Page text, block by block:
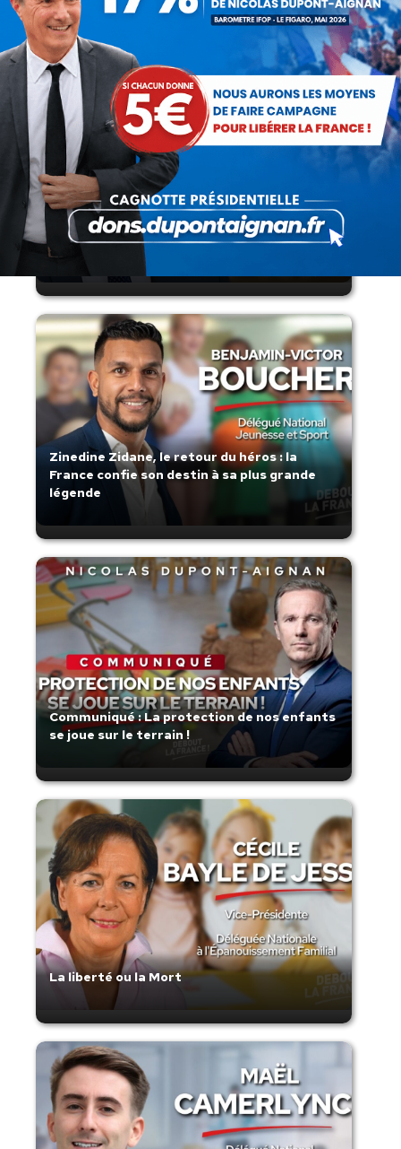
armes par les forces de l’ordre
Lorsque tout flambe et que l’État
s’affaisse.
Zinedine Zidane, le retour du héros : la
France confie son destin à sa plus grande
légende
Communiqué : La protection de nos enfants
se joue sur le terrain !
La liberté ou la Mort